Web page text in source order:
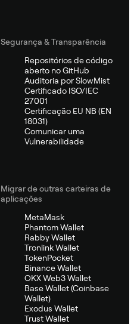
Segurança & Transparência
Repositórios de código
aberto no GitHub
Auditoria por SlowMist
Certificado ISO/IEC
27001
Certificação EU NB (EN
18031)
Comunicar uma
Vulnerabilidade
Migrar de outras carteiras de
aplicações
MetaMask
Phantom Wallet
Rabby Wallet
Tronlink Wallet
TokenPocket
Binance Wallet
OKX Web3 Wallet
Base Wallet (Coinbase
Wallet)
Exodus Wallet
Trust Wallet